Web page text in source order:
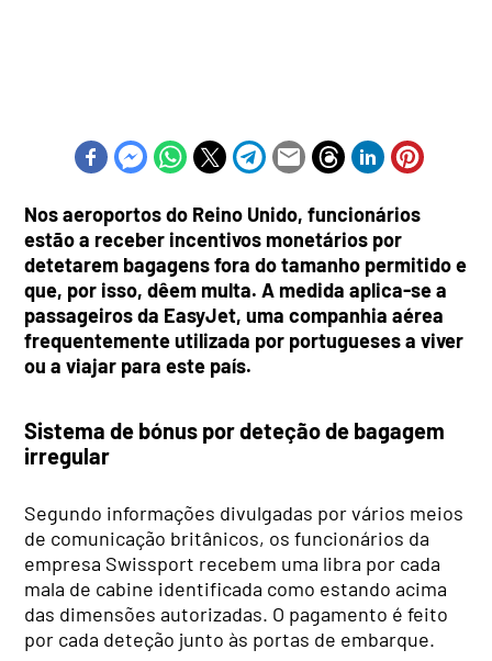
Nos aeroportos do Reino Unido, funcionários
estão a receber incentivos monetários por
detetarem bagagens fora do tamanho permitido e
que, por isso, dêem multa. A medida aplica-se a
passageiros da EasyJet, uma companhia aérea
frequentemente utilizada por portugueses a viver
ou a viajar para este país.
Sistema de bónus por deteção de bagagem
irregular
Segundo informações divulgadas por vários meios
de comunicação britânicos, os funcionários da
empresa Swissport recebem uma libra por cada
mala de cabine identificada como estando acima
das dimensões autorizadas. O pagamento é feito
por cada deteção junto às portas de embarque.